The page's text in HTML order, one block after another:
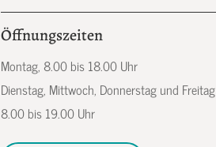
Öffnungszeiten
Montag, 8.00 bis 18.00 Uhr
Dienstag, Mittwoch, Donnerstag und Freitag
8.00 bis 19.00 Uhr